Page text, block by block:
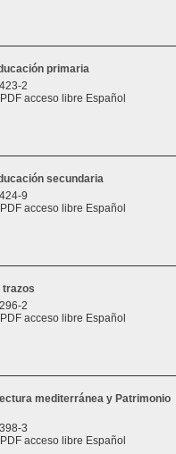
primaria
2
acceso libre Español
secundaria
9
acceso libre Español
trazos
2
acceso libre Español
mediterránea y Patrimonio
3
acceso libre Español